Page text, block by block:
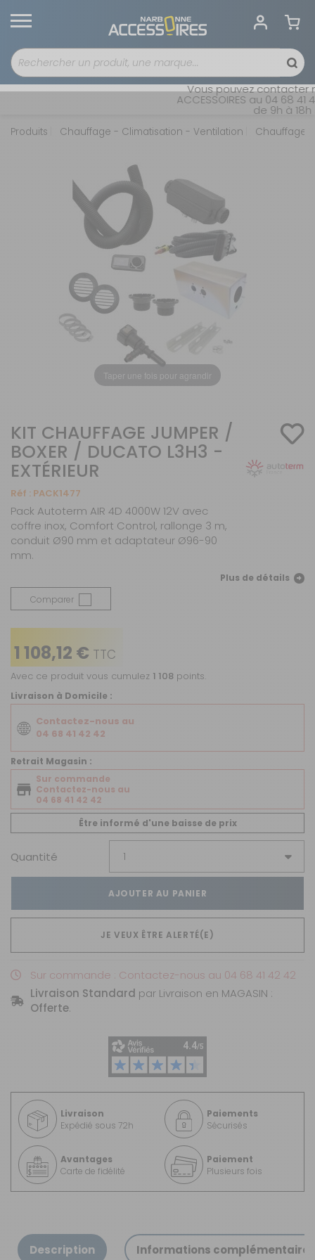
Vous pouvez contacter
ACCESSOIRES au 04 68
de 9h à 18h
Produits Chauffage - Climatisation - Ventilation
Taper une fois pour agrandir
KIT CHAUFFAGE JUMPER /
BOXER / DUCATO L3H3 -
EXTÉRIEUR
Réf : PACK1477
Pack Autoterm AIR 4D 4000W 12V avec
coffre inox, Comfort Control, rallonge 3 m,
conduit Ø90 mm et adaptateur Ø96-90
mm.
Plus de détails
Comparer
1 108,12 € TTC
Avec ce produit vous cumulez 1 108 points.
Livraison à Domicile :
Contactez-nous au
04 68 41 42 42
Retrait Magasin :
Sur commande
Contactez-nous au
04 68 41 42 42
Être informé d'une baisse de prix
Quantité
AJOUTER AU PANIER
JE VEUX ÊTRE ALERTÉ(E)
Sur commande : Contactez-nous au 04 68 41 42 42
Livraison Standard par Livraison en MAGASIN :
Offerte.
Livraison
Expédié sous 72h
Paiements
Sécurisés
Avantages
Carte de fidélité
Paiement
Plusieurs fois
Description Informations complémentaires